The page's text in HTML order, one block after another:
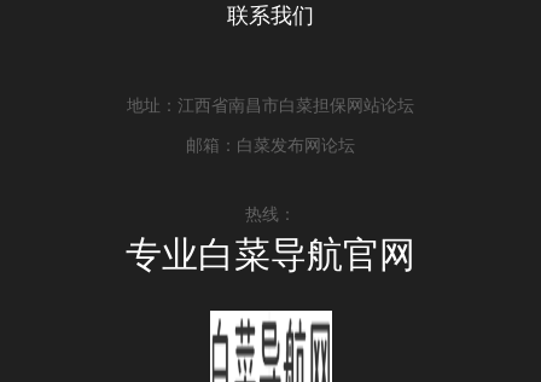
联系我们
地址：江西省南昌市白菜担保网站论坛
邮箱：白菜发布网论坛
热线：
专业白菜导航官网